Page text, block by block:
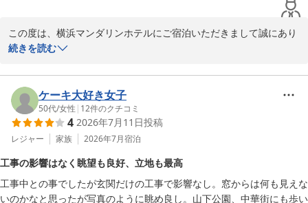
2026-07-17
この度は、横浜マンダリンホテルにご宿泊いただきまして誠にあり
がとうございました。
したので嬉しく思います。
今後より一層お客様にご満足頂けるようさらに精進して参ります。
またの機会がございましたら是非当館のご利用をお待ちしておりま
す。
この度は、お忙しい中ご投稿を頂きまして誠に有難うございまし
横浜マンダリンホテル
フロント
続きを読む
ケーキ大好き女子
50代/女性 | 12件のクチコミ
4 2026年7月11日投稿
レジャー 家族 2026年7月宿泊
工事の影響はなく眺望も良好、立地も最高
工事中との事でしたが玄関だけの工事で影響なし。窓からは何も見えな
いのかなと思ったが写真のように眺め良し。山下公園、中華街にも歩い